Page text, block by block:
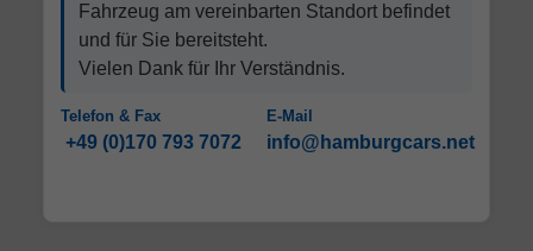
Fahrzeug am vereinbarten Standort befindet
und für Sie bereitsteht.
Vielen Dank für Ihr Verständnis.
Telefon & Fax
+49 (0)170 793 7072
E-Mail
info@hamburgcars.net